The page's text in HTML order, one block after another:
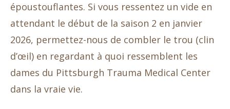
époustouflantes. Si vous ressentez un vide en
attendant le début de la saison 2 en janvier
2026, permettez-nous de combler le trou (clin
d’œil) en regardant à quoi ressemblent les
dames du Pittsburgh Trauma Medical Center
dans la vraie vie.